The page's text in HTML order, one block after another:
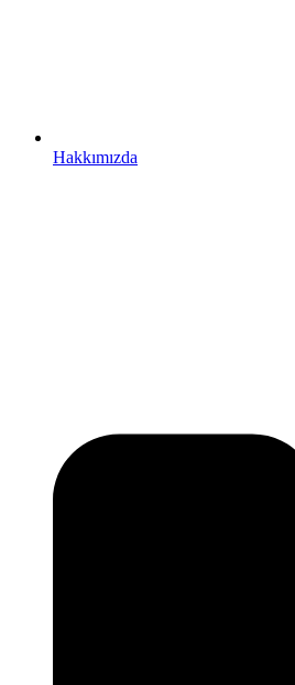
Hakkımızda